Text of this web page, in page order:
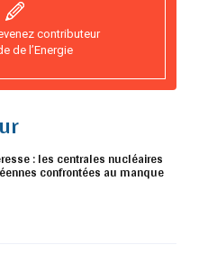
contributeur
de l’Energie
: les centrales nucléaires
confrontées au manque